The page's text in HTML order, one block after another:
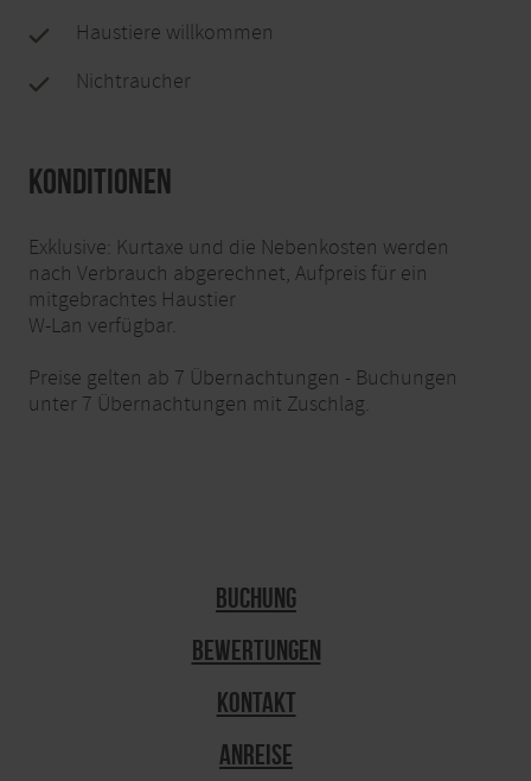
Haustiere willkommen
Nichtraucher
Konditionen
Exklusive: Kurtaxe und die Nebenkosten werden
nach Verbrauch abgerechnet, Aufpreis für ein
mitgebrachtes Haustier
W-Lan verfügbar.
Preise gelten ab 7 Übernachtungen - Buchungen
unter 7 Übernachtungen mit Zuschlag.
Buchung
Bewertungen
Kontakt
Anreise